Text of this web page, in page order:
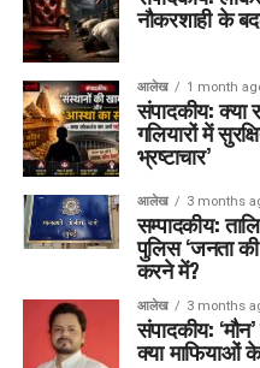
नौकरशाही के
आलेख 1 month
संपादकीय: क्या
गलियारों में
भ्रष्टाचार’
आलेख 3 months
सम्पादकीय:
पुलिस ‘जनता
करने में?
आलेख 3 months
संपादकीय:
क्या